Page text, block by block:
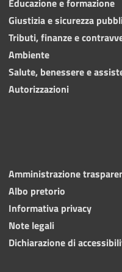
Educazione e formazione
Giustizia e sicurezza
Tributi, finanze e
Ambiente
Salute, benessere e
Autorizzazioni
Amministrazione
Albo pretorio
Informativa privacy
Note legali
Dichiarazione di